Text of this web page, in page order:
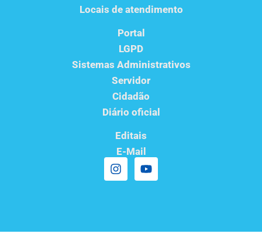
Locais de atendimento
Portal
LGPD
Sistemas Administrativos
Servidor
Cidadão
Diário oficial
Editais
E-Mail